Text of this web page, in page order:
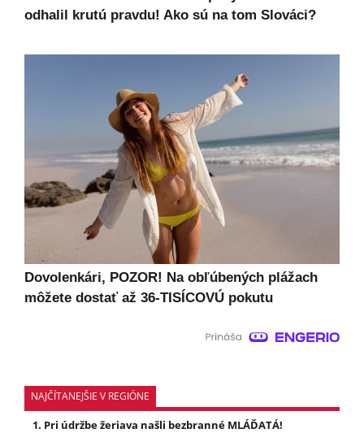
odhalil krutú pravdu! Ako sú na tom Slováci?
Dovolenkári, POZOR! Na obľúbených plážach
môžete dostať až 36-TISÍCOVÚ pokutu
NAJČÍTANEJŠIE V REGIÓNE
Pri údržbe žeriava našli bezbranné MLÁĎATÁ!